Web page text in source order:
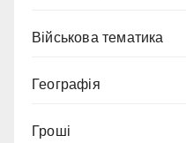
Військова тематика
Географія
Гроші